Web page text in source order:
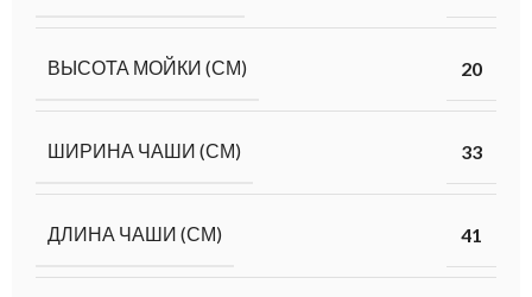
ВЫСОТА МОЙКИ (СМ) 20
ШИРИНА ЧАШИ (СМ) 33
ДЛИНА ЧАШИ (СМ) 41